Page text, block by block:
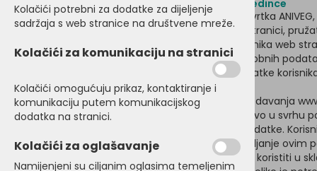
Informacije o obradi osobnih podataka za pojedince
Internetskim stranicama www.veselo.si upravlja tvrtka
U svrhu podizanja svijesti i komunikacije na web stranici,
izraženom voljom pojedinaca ili organizacija korisnika web
Ponuditelj je svjestan da su privatnost i zaštita osobnih
komunikacije, web stranica obrađuje osobne podatke
organizacija koje koriste web stranicu.
Neregistrirani korisnici su anonimni prilikom pregledavanja
registriranih korisnika. Ovi se podaci koriste isključivo u
www.veselo.si potrebno je unijeti sve potrebne podatke.
ime i lozinku u sustav za prijavu. Za zaštitu i upravljanje
Pružatelj će štititi privatnost korisnika, podatke će koristiti u
Kolačići potrebni za dodatke za dijeljenje
sadržaja s web stranice na društvene mreže.
Kolačići za komunikaciju na stranici
Kolačići omogućuju prikaz, kontaktiranje i
komunikaciju putem komunikacijskog
dodatka na stranici.
Kolačići za oglašavanje
Namijenjeni su ciljanim oglasima temeljenim